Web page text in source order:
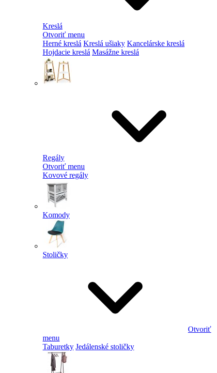
Kreslá
Otvoriť menu
Herné kreslá Kreslá ušiaky Kancelárske kreslá
Hojdacie kreslá Masážne kreslá
Regály
Otvoriť menu
Kovové regály
Komody
Stoličky
Otvoriť
menu
Taburetky Jedálenské stoličky